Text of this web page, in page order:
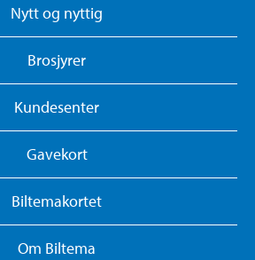
Nytt og nyttig
Brosjyrer
Kundesenter
Gavekort
Biltemakortet
Om Biltema